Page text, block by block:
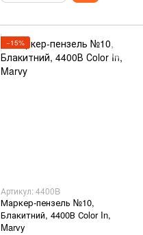
−15%
Артикул: 4400B
Маркер-пензель №10,
Блакитний, 4400В Сolor In,
Marvy